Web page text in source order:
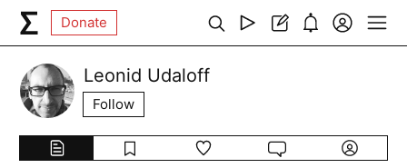
Donate
Leonid Udaloff
Follow